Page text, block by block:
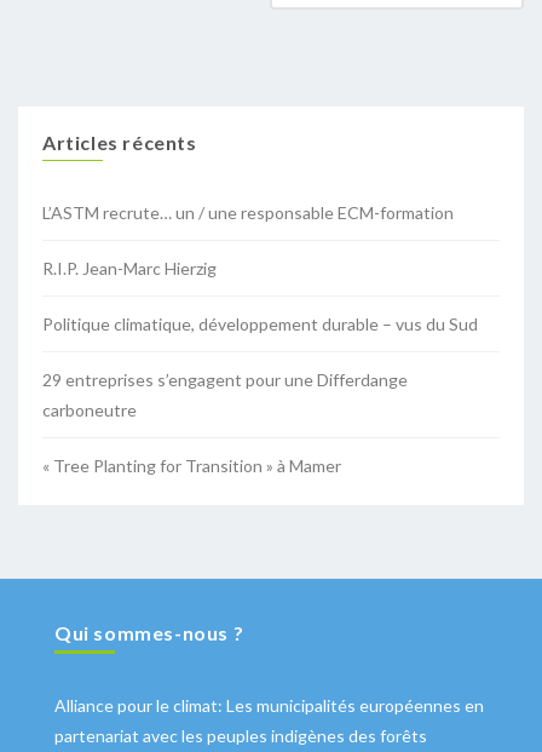
Articles récents
L’ASTM recrute… un / une responsable ECM-formation
R.I.P. Jean-Marc Hierzig
Politique climatique, développement durable – vus du Sud
29 entreprises s’engagent pour une Differdange
carboneutre
« Tree Planting for Transition » à Mamer
Qui sommes-nous ?
Alliance pour le climat: Les municipalités européennes en
partenariat avec les peuples indigènes des forêts